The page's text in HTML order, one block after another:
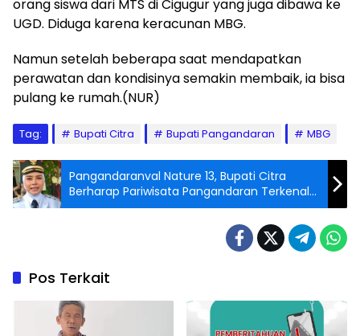
orang siswa dari MTS di Cigugur yang juga dibawa ke
UGD. Diduga karena keracunan MBG.
Namun setelah beberapa saat mendapatkan
perawatan dan kondisinya semakin membaik, ia bisa
pulang ke rumah.(NUR)
Tag: Bupati Citra Bupati Pangandaran MBG
Pangandaranval Nature 13, Bupati Citra
Berharap Pariwisata Pangandaran Terkenal
di Seluruh Mancanegara
Pos Terkait